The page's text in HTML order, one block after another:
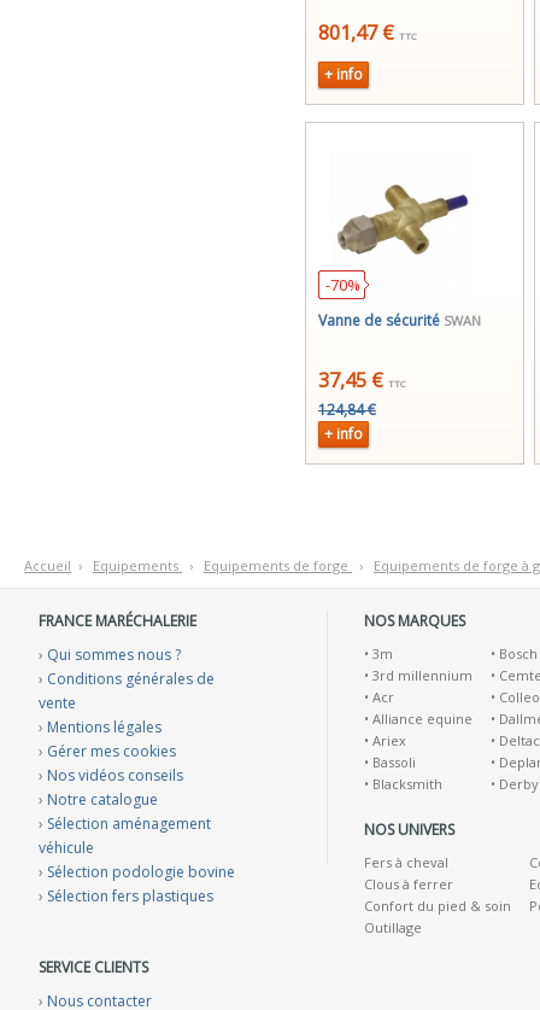
801,47 € TTC
+ info
-70%
Vanne de sécurité SWAN
37,45 € TTC
124,84 €
+ info
Accueil › Equipements › Equipements de forge › Equipements de forge à
FRANCE MARÉCHALERIE
› Qui sommes nous ?
› Conditions générales de
vente
› Mentions légales
› Gérer mes cookies
› Nos vidéos conseils
› Notre catalogue
› Sélection aménagement
véhicule
› Sélection podologie bovine
› Sélection fers plastiques
SERVICE CLIENTS
› Nous contacter
NOS MARQUES
• 3m
• 3rd millennium
• Acr
• Alliance equine
• Ariex
• Bassoli
• Blacksmith
• Bosch
•
•
•
•
•
• Derby
NOS UNIVERS
Fers à cheval
Clous à ferrer
Confort du pied & soin
Outillage